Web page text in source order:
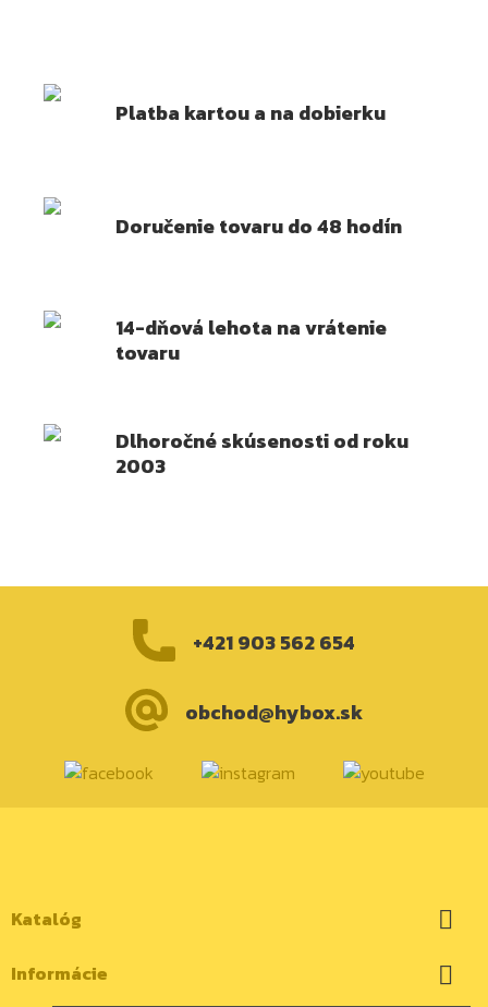
Platba kartou a na dobierku
Doručenie tovaru do 48 hodín
14-dňová lehota na vrátenie
tovaru
Dlhoročné skúsenosti od roku
2003
+421 903 562 654
obchod@hybox.sk
Katalóg 
Informácie 